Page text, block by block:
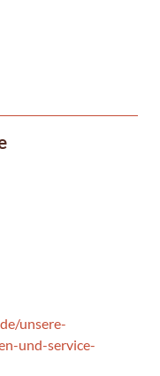
unsere-
und-service-